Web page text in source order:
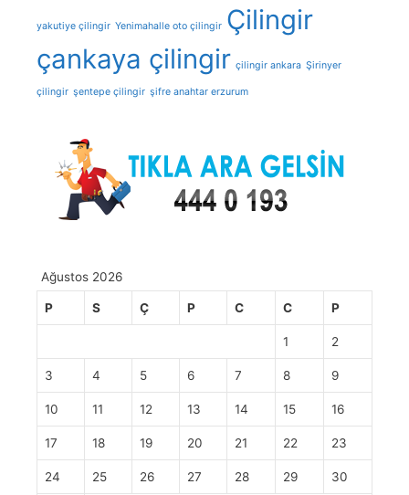
yakutiye çilingir Yenimahalle oto çilingir Çilingir
çankaya çilingir çilingir ankara Şirinyer
çilingir şentepe çilingir şifre anahtar erzurum
Ağustos 2026
P S Ç P C C P
1 2
3 4 5 6 7 8 9
10 11 12 13 14 15 16
17 18 19 20 21 22 23
24 25 26 27 28 29 30